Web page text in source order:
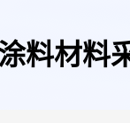
料材料